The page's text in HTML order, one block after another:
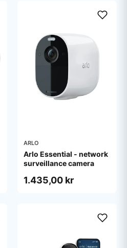
ARLO
Arlo Essential - network
surveillance camera
1.435,00 kr